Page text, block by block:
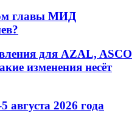
главы МИД
для AZAL, ASCO
изменения несёт
августа 2026 года